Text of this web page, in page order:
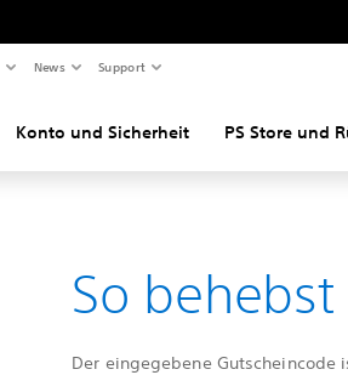
News Support
Konto und Sicherheit PS Store und
So behebst
Der eingegebene Gutscheincode